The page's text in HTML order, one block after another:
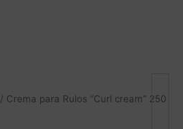
/ Crema para Rulos “Curl cream” 250